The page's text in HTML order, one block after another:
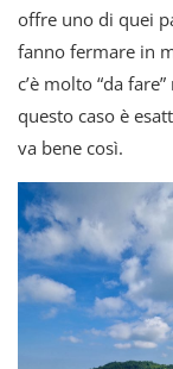
offre uno di quei
fanno fermare in
c’è molto “da
questo caso è
va bene così.